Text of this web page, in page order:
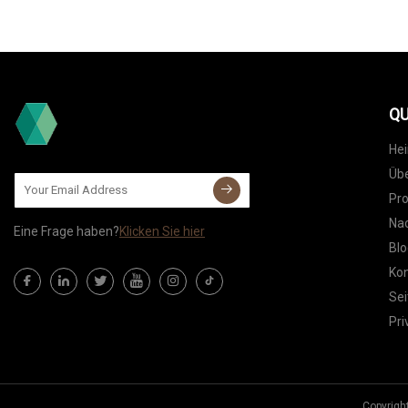
Eine Frage haben?Klicken Sie hier